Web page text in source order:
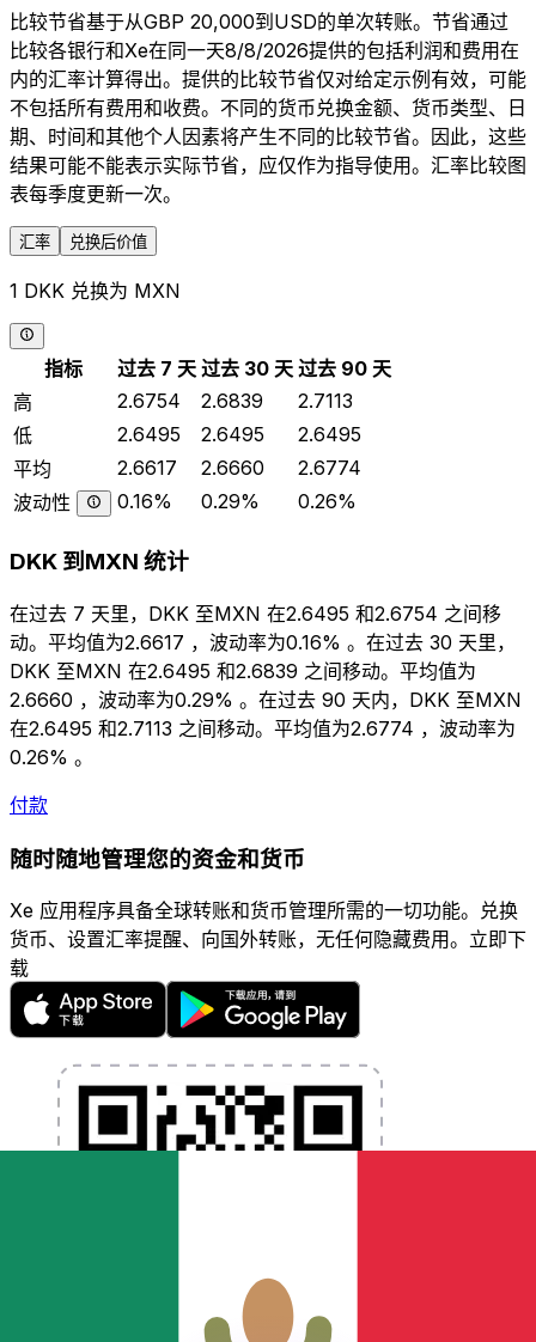
比较节省基于从GBP 20,000到USD的单次转账。节省通过
比较各银行和Xe在同一天8/8/2026提供的包括利润和费用在
内的汇率计算得出。提供的比较节省仅对给定示例有效，可能
不包括所有费用和收费。不同的货币兑换金额、货币类型、日
期、时间和其他个人因素将产生不同的比较节省。因此，这些
结果可能不能表示实际节省，应仅作为指导使用。汇率比较图
表每季度更新一次。
汇率 兑换后价值
1 DKK 兑换为 MXN
指标 过去 7 天 过去 30 天 过去 90 天
高
2.6754 2.6839
2.7113
低
2.6495 2.6495
2.6495
平均
2.6617 2.6660
2.6774
波动性
0.16% 0.29% 0.26%
DKK 到MXN 统计
在过去 7 天里，DKK 至MXN 在2.6495 和2.6754 之间移
动。平均值为2.6617 ，波动率为0.16% 。在过去 30 天里，
DKK 至MXN 在2.6495 和2.6839 之间移动。平均值为
2.6660 ，波动率为0.29% 。在过去 90 天内，DKK 至MXN
在2.6495 和2.7113 之间移动。平均值为2.6774 ，波动率为
0.26% 。
付款
随时随地管理您的资金和货币
Xe 应用程序具备全球转账和货币管理所需的一切功能。兑换
货币、设置汇率提醒、向国外转账，无任何隐藏费用。立即下
载